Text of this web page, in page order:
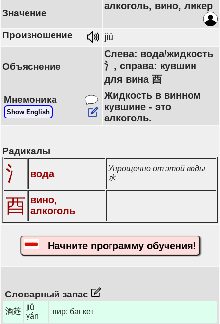
Значение
алкоголь, вино, ликер
Произношение jiǔ
Объяснение
Слева: вода/жидкость
氵, справа: кувшин
для вина 酉
Мнемоника
Show English
Жидкость в винном
кувшине - это
алкоголь.
Радикалы
氵 вода
Упрощенно от этой воды
水
酉 вино,
алкоголь
Начните программу обучения!
Словарный запас
酒筵
jiǔ
yán
пир; банкет